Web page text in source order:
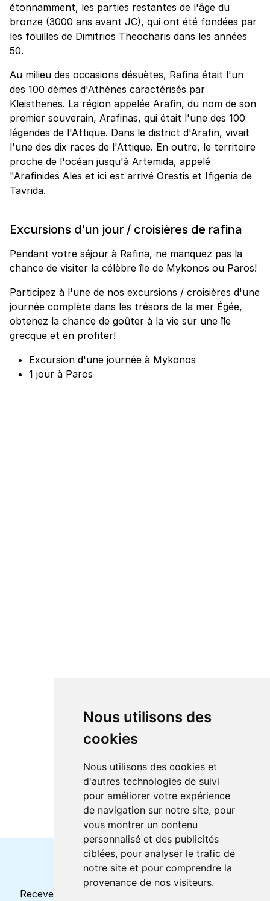
Nous utilisons des
cookies
Nous utilisons des cookies et
d'autres technologies de suivi
pour améliorer votre expérience
de navigation sur notre site, pour
vous montrer un contenu
personnalisé et des publicités
ciblées, pour analyser le trafic de
notre site et pour comprendre la
provenance de nos visiteurs.
étonnamment, les parties restantes de l'âge du
bronze (3000 ans avant JC), qui ont été fondées par
les fouilles de Dimitrios Theocharis dans les années
50.
Au milieu des occasions désuètes, Rafina était l'un
des 100 dèmes d'Athènes caractérisés par
Kleisthenes. La région appelée Arafin, du nom de son
premier souverain, Arafinas, qui était l'une des 100
légendes de l'Attique. Dans le district d'Arafin, vivait
l'une des dix races de l'Attique. En outre, le territoire
proche de l'océan jusqu'à Artemida, appelé
"Arafinides Ales et ici est arrivé Orestis et Ifigenia de
Tavrida.
Excursions d'un jour / croisières de rafina
Pendant votre séjour à Rafina, ne manquez pas la
chance de visiter la célèbre île de Mykonos ou Paros!
Participez à l'une de nos excursions / croisières d'une
journée complète dans les trésors de la mer Égée,
obtenez la chance de goûter à la vie sur une île
grecque et en profiter!
Excursion d'une journée à Mykonos
1 jour à Paros
Horaires et offres actuels
Recevez toutes les mises à jour dans votre e-mail